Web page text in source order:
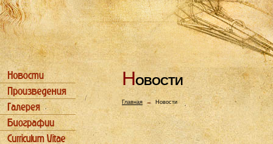
НОВОСТИ
Главная→ Новости